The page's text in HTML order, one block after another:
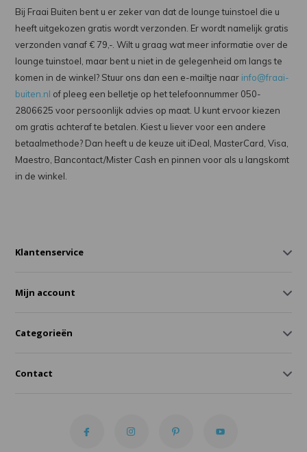
Bij Fraai Buiten bent u er zeker van dat de lounge tuinstoel die u
heeft uitgekozen gratis wordt verzonden. Er wordt namelijk gratis
verzonden vanaf € 79,-. Wilt u graag wat meer informatie over de
lounge tuinstoel, maar bent u niet in de gelegenheid om langs te
komen in de winkel? Stuur ons dan een e-mailtje naar info@fraai-
buiten.nl of pleeg een belletje op het telefoonnummer 050-
2806625 voor persoonlijk advies op maat. U kunt ervoor kiezen
om gratis achteraf te betalen. Kiest u liever voor een andere
betaalmethode? Dan heeft u de keuze uit iDeal, MasterCard, Visa,
Maestro, Bancontact/Mister Cash en pinnen voor als u langskomt
in de winkel.
Klantenservice
Mijn account
Categorieën
Contact